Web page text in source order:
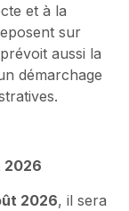
et à la
sur
aussi la
démarchage
2026
2026, il sera